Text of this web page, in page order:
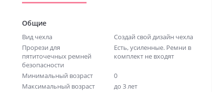
Общие
Вид чехла
Создай свой дизайн чехла
Прорези для
пятиточечных ремней
безопасности
Есть, усиленные. Ремни в
комплект не входят
Минимальный возраст
0
Максимальный возраст
до 3 лет